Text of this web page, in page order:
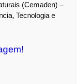
(Cemaden) –
Tecnologia e